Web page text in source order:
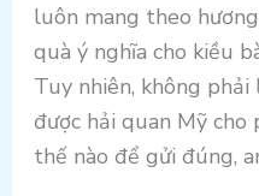
luôn mang theo
quà ý nghĩa cho kiều
Tuy nhiên, không
được hải quan Mỹ cho
thế nào để gửi đúng,